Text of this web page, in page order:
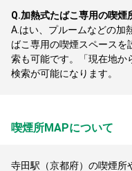
Q.加熱式たばこ専用の喫煙
A. はい、プルームなどの加
ばこ専用の喫煙スペースを
索も可能です。「現在地か
検索が可能になります。
喫煙所MAPについて
寺田駅（京都府）の喫煙所